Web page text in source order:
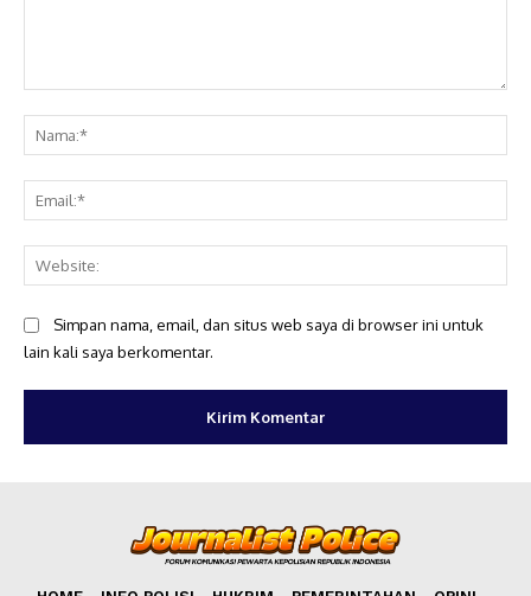
Simpan nama, email, dan situs web saya di browser ini untuk
lain kali saya berkomentar.